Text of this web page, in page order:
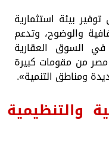
بيئة استثمارية
والوضوح، وتدعم
في السوق العقارية
من مقومات كبيرة
ومناطق التنمية».
والتنظيمية